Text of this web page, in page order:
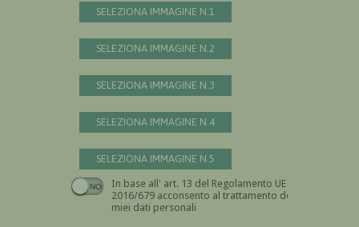
SELEZIONA IMMAGINE N.1
SELEZIONA IMMAGINE N.2
SELEZIONA IMMAGINE N.3
SELEZIONA IMMAGINE N.4
SELEZIONA IMMAGINE N.5
In base all' art. 13 del Regolamento UE n.
2016/679 acconsento al trattamento dei
miei dati personali
Devi dare il consenso